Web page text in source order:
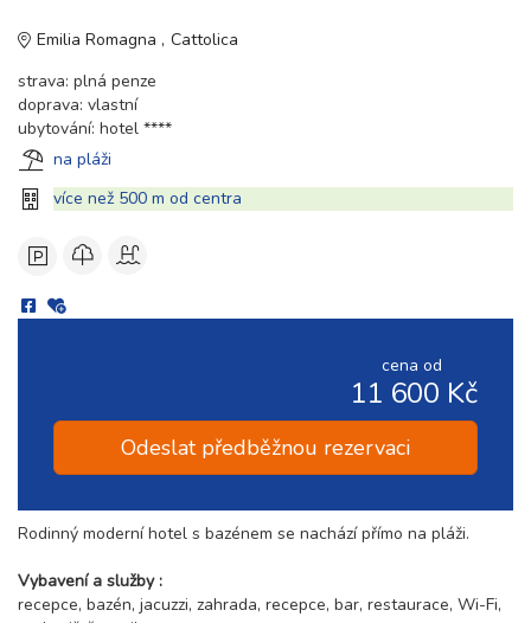
Emilia Romagna
Cattolica
strava: plná penze
doprava: vlastní
ubytování: hotel ****
na pláži
více než 500 m od centra
cena od
11 600 Kč
Odeslat předběžnou rezervaci
Rodinný moderní hotel s bazénem se nachází přímo na pláži.
Vybavení a služby :
recepce, bazén, jacuzzi, zahrada, recepce, bar, restaurace, Wi-Fi,